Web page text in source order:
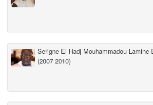
Serigne El Hadj Mouhammadou Lamine
(2007 2010)